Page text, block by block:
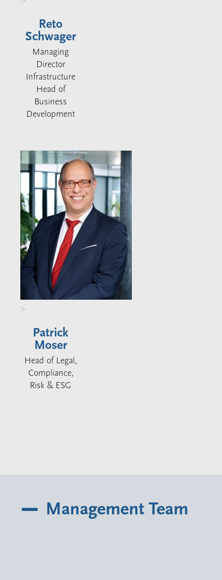
Reto
Schwager
Managing
Director
Infrastructure
Head of
Business
Development
>
Patrick
Moser
Head of Legal,
Compliance,
Risk & ESG
Management Team